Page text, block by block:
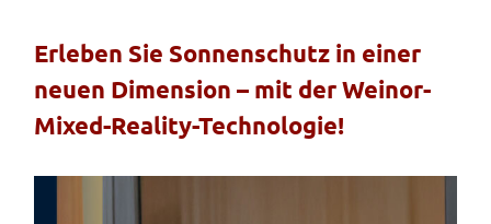
Jobs
Erleben Sie Sonnenschutz in einer
neuen Dimension – mit der Weinor-
Mixed-Reality-Technologie!